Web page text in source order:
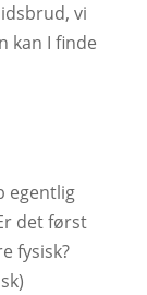
vi
kan I finde
egentlig
det først
fysisk?